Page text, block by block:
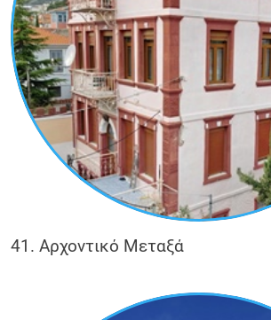
41. Αρχοντικό Μεταξά